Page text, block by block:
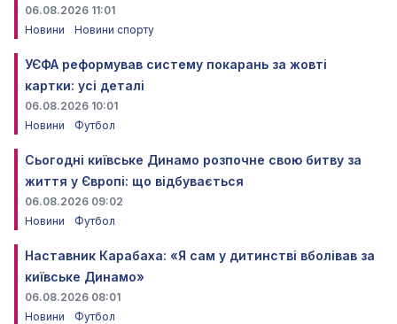
06.08.2026 11:01
Новини
Новини спорту
УЄФА реформував систему покарань за жовті
картки: усі деталі
06.08.2026 10:01
Новини
Футбол
Сьогодні київське Динамо розпочне свою битву за
життя у Європі: що відбувається
06.08.2026 09:02
Новини
Футбол
Наставник Карабаха: «Я сам у дитинстві вболівав за
київське Динамо»
06.08.2026 08:01
Новини
Футбол